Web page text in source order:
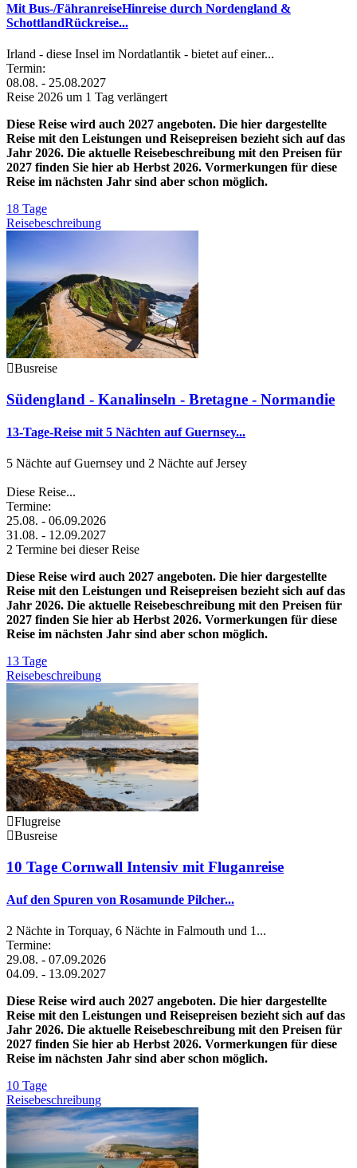
Mit Bus-/FähranreiseHinreise durch Nordengland &
SchottlandRückreise...
Irland - diese Insel im Nordatlantik - bietet auf einer...
Termin:
08.08. - 25.08.2027
Reise 2026 um 1 Tag verlängert
Diese Reise wird auch 2027 angeboten. Die hier dargestellte
Reise mit den Leistungen und Reisepreisen bezieht sich auf das
Jahr 2026. Die aktuelle Reisebeschreibung mit den Preisen für
2027 finden Sie hier ab Herbst 2026. Vormerkungen für diese
Reise im nächsten Jahr sind aber schon möglich.
18 Tage
Reisebeschreibung
Busreise
Südengland - Kanalinseln - Bretagne - Normandie
13-Tage-Reise mit 5 Nächten auf Guernsey...
5 Nächte auf Guernsey und 2 Nächte auf Jersey
Diese Reise...
Termine:
25.08. - 06.09.2026
31.08. - 12.09.2027
2 Termine bei dieser Reise
Diese Reise wird auch 2027 angeboten. Die hier dargestellte
Reise mit den Leistungen und Reisepreisen bezieht sich auf das
Jahr 2026. Die aktuelle Reisebeschreibung mit den Preisen für
2027 finden Sie hier ab Herbst 2026. Vormerkungen für diese
Reise im nächsten Jahr sind aber schon möglich.
13 Tage
Reisebeschreibung
Flugreise
Busreise
10 Tage Cornwall Intensiv mit Fluganreise
Auf den Spuren von Rosamunde Pilcher...
2 Nächte in Torquay, 6 Nächte in Falmouth und 1...
Termine:
29.08. - 07.09.2026
04.09. - 13.09.2027
Diese Reise wird auch 2027 angeboten. Die hier dargestellte
Reise mit den Leistungen und Reisepreisen bezieht sich auf das
Jahr 2026. Die aktuelle Reisebeschreibung mit den Preisen für
2027 finden Sie hier ab Herbst 2026. Vormerkungen für diese
Reise im nächsten Jahr sind aber schon möglich.
10 Tage
Reisebeschreibung